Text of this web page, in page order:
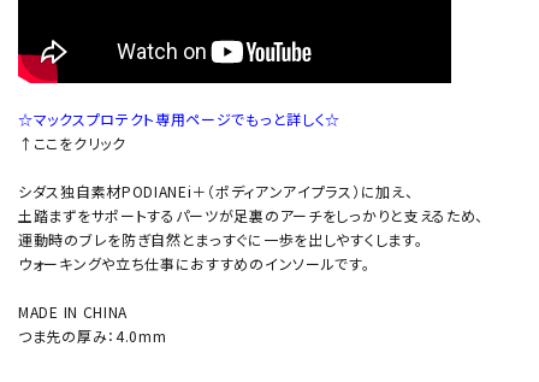
☆マックスプロテクト専用ページでもっと詳しく☆
↑ここをクリック
シダス独自素材PODIANEi＋（ポディアンアイプラス）に加え、
土踏まずをサポートするパーツが足裏のアーチをしっかりと支えるため、
運動時のブレを防ぎ自然とまっすぐに一歩を出しやすくします。
ウォーキングや立ち仕事におすすめのインソールです。
MADE IN CHINA
つま先の厚み：4.0mm